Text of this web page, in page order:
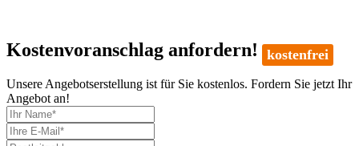
Kostenvoranschlag anfordern! kostenfrei
Unsere Angebotserstellung ist für Sie kostenlos. Fordern Sie jetzt Ihr
Angebot an!